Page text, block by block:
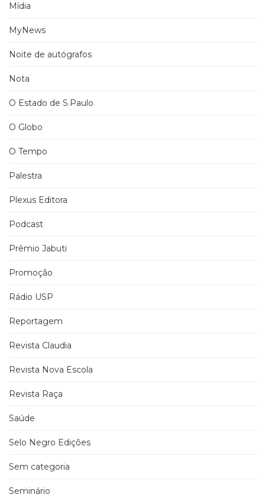
Mídia
MyNews
Noite de autógrafos
Nota
O Estado de S.Paulo
O Globo
O Tempo
Palestra
Plexus Editora
Podcast
Prêmio Jabuti
Promoção
Rádio USP
Reportagem
Revista Claudia
Revista Nova Escola
Revista Raça
Saúde
Selo Negro Edições
Sem categoria
Seminário